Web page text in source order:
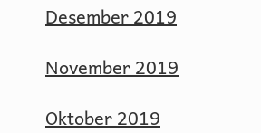
Desember 2019
November 2019
Oktober 2019